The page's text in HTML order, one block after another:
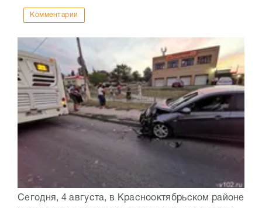
Комментарии
Сегодня, 4 августа, в Краснооктябрьском районе